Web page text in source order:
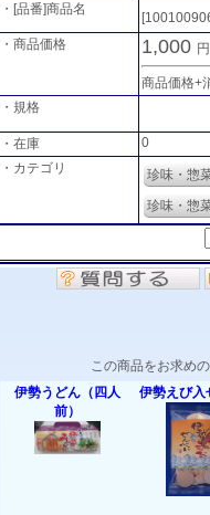
・[品番]商品名
・商品価格
1,000
商品価格+
・規格
・在庫
0
・カテゴリ
珍味・惣
珍味・惣
この商品をお求め
伊勢うどん（四人
前）
伊勢えび入